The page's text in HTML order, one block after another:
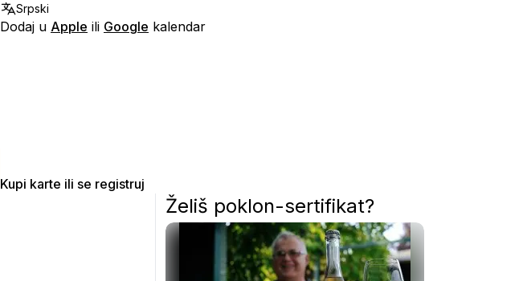
Srpski
Dodaj u Apple ili Google kalendar
Kupi karte ili se registruj
Želiš poklon-sertifikat?